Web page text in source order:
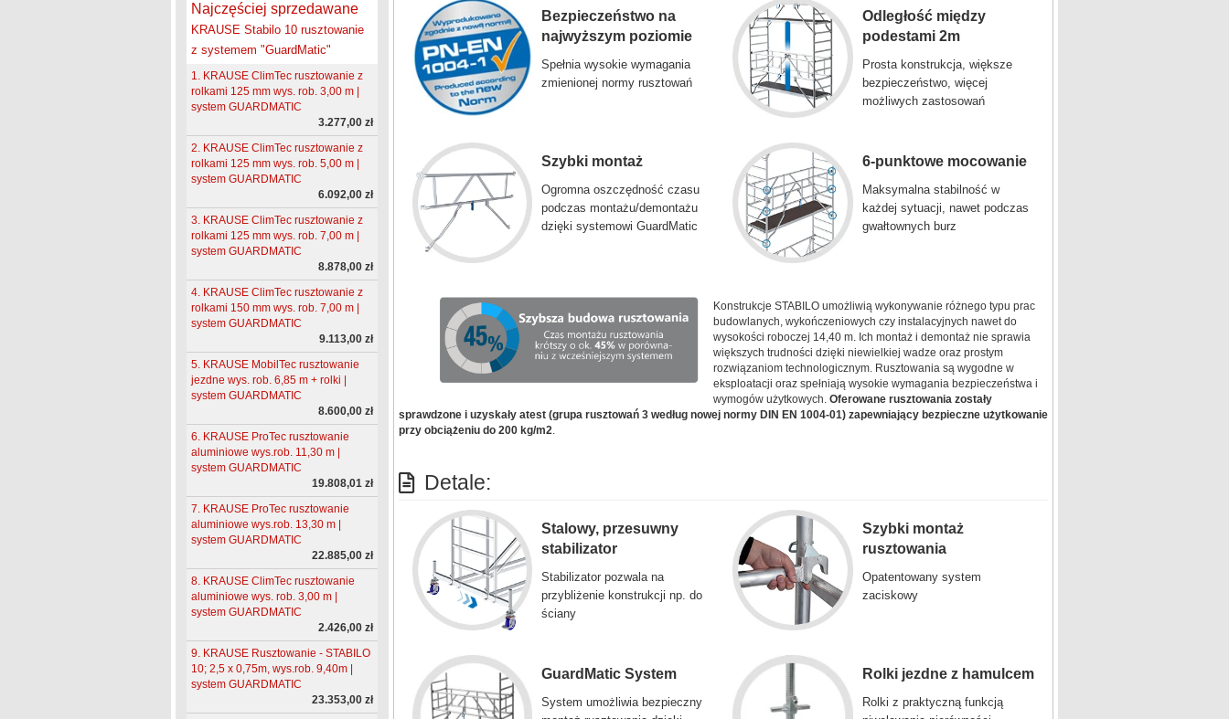
Najczęściej sprzedawane
KRAUSE Stabilo 10 rusztowanie
z systemem "GuardMatic"
1. KRAUSE ClimTec rusztowanie z
rolkami 125 mm wys. rob. 3,00 m |
system GUARDMATIC
3.277,00 zł
2. KRAUSE ClimTec rusztowanie z
rolkami 125 mm wys. rob. 5,00 m |
system GUARDMATIC
6.092,00 zł
3. KRAUSE ClimTec rusztowanie z
rolkami 125 mm wys. rob. 7,00 m |
system GUARDMATIC
8.878,00 zł
4. KRAUSE ClimTec rusztowanie z
rolkami 150 mm wys. rob. 7,00 m |
system GUARDMATIC
9.113,00 zł
5. KRAUSE MobilTec rusztowanie
jezdne wys. rob. 6,85 m + rolki |
system GUARDMATIC
8.600,00 zł
6. KRAUSE ProTec rusztowanie
aluminiowe wys.rob. 11,30 m |
system GUARDMATIC
19.808,01 zł
7. KRAUSE ProTec rusztowanie
aluminiowe wys.rob. 13,30 m |
system GUARDMATIC
22.885,00 zł
8. KRAUSE ClimTec rusztowanie
aluminiowe wys. rob. 3,00 m |
system GUARDMATIC
2.426,00 zł
9. KRAUSE Rusztowanie - STABILO
10; 2,5 x 0,75m, wys.rob. 9,40m |
system GUARDMATIC
23.353,00 zł
Bezpieczeństwo na
najwyższym poziomie
Spełnia wysokie wymagania
zmienionej normy rusztowań
Odległość między
podestami 2m
Prosta konstrukcja, większe
bezpieczeństwo, więcej
możliwych zastosowań
Szybki montaż
Ogromna oszczędność czasu
podczas montażu/demontażu
dzięki systemowi GuardMatic
6-punktowe mocowanie
Maksymalna stabilność w
każdej sytuacji, nawet podczas
gwałtownych burz
Konstrukcje STABILO umożliwią wykonywanie różnego typu prac
budowlanych, wykończeniowych czy instalacyjnych nawet do
wysokości roboczej 14,40 m. Ich montaż i demontaż nie sprawia
większych trudności dzięki niewielkiej wadze oraz prostym
rozwiązaniom technologicznym. Rusztowania są wygodne w
eksploatacji oraz spełniają wysokie wymagania bezpieczeństwa i
wymogów użytkowych.Oferowane rusztowania zostały
sprawdzone i uzyskały atest (grupa rusztowań 3 według nowej normy DIN EN 1004-01) zapewniający bezpieczne użytkowanie
przy obciążeniu do 200 kg/m2.
Detale:
Stalowy, przesuwny
stabilizator
Stabilizator pozwala na
przybliżenie konstrukcji np. do
ściany
Szybki montaż
rusztowania
Opatentowany system
zaciskowy
GuardMatic System
System umożliwia bezpieczny
Rolki jezdne z hamulcem
Rolki z praktyczną funkcją